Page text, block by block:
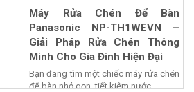
Máy Rửa Chén Để Bàn
Panasonic NP-TH1WEVN –
Giải Pháp Rửa Chén Thông
Minh Cho Gia Đình Hiện Đại
Bạn đang tìm một chiếc máy rửa chén
để bàn nhỏ gọn, tiết kiệm nước...